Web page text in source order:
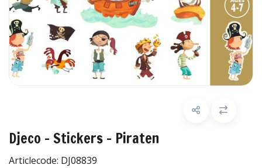
Djeco - Stickers - Piraten
Articlecode: DJ08839